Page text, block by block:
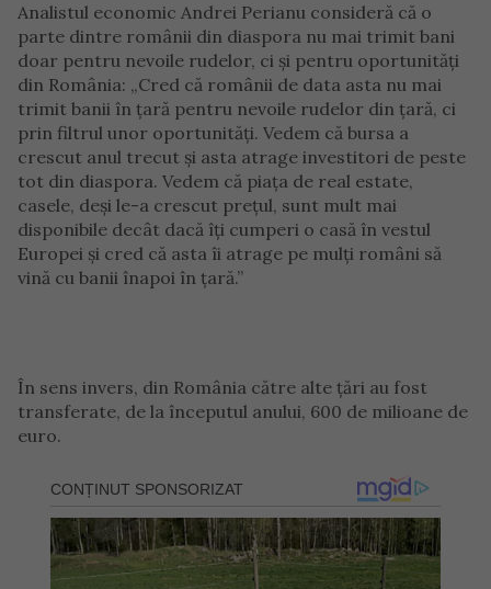
Analistul economic Andrei Perianu consideră că o
parte dintre românii din diaspora nu mai trimit bani
doar pentru nevoile rudelor, ci și pentru oportunități
din România: „Cred că românii de data asta nu mai
trimit banii în țară pentru nevoile rudelor din țară, ci
prin filtrul unor oportunități. Vedem că bursa a
crescut anul trecut și asta atrage investitori de peste
tot din diaspora. Vedem că piața de real estate,
casele, deși le-a crescut prețul, sunt mult mai
disponibile decât dacă îți cumperi o casă în vestul
Europei și cred că asta îi atrage pe mulți români să
vină cu banii înapoi în țară.”
În sens invers, din România către alte țări au fost
transferate, de la începutul anului, 600 de milioane de
euro.